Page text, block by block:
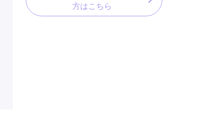
方はこちら